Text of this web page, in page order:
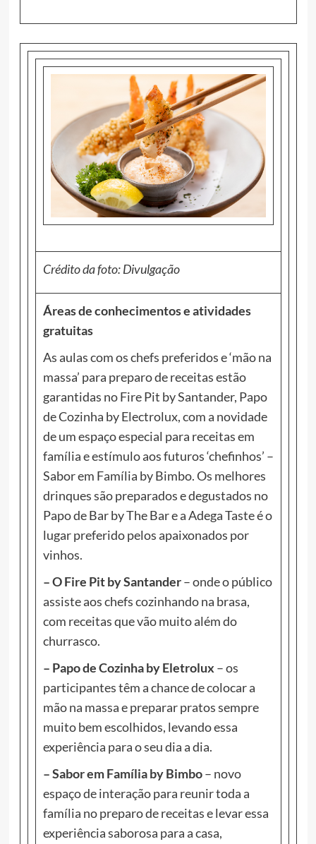
Crédito da foto: Divulgação
Áreas de conhecimentos e atividades
gratuitas
As aulas com os chefs preferidos e ‘mão na
massa’ para preparo de receitas estão
garantidas no Fire Pit by Santander, Papo
de Cozinha by Electrolux, com a novidade
de um espaço especial para receitas em
família e estímulo aos futuros ‘chefinhos’ –
Sabor em Família by Bimbo. Os melhores
drinques são preparados e degustados no
Papo de Bar by The Bar e a Adega Taste é o
lugar preferido pelos apaixonados por
vinhos.
– O Fire Pit by Santander– onde o público
assiste aos chefs cozinhando na brasa,
com receitas que vão muito além do
churrasco.
– Papo de Cozinha by Eletrolux – os
participantes têm a chance de colocar a
mão na massa e preparar pratos sempre
muito bem escolhidos, levando essa
experiência para o seu dia a dia.
– Sabor em Família by Bimbo– novo
espaço de interação para reunir toda a
família no preparo de receitas e levar essa
experiência saborosa para a casa,